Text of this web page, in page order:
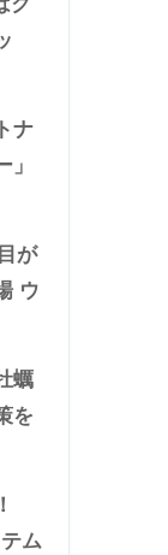
ク
ナ
が
ウ
蠣
を
ム